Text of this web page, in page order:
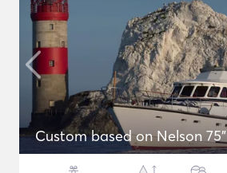
Custom based on Nelson 75"